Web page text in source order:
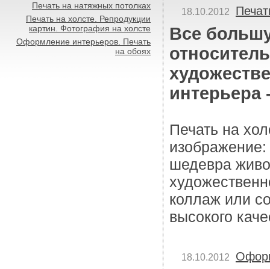
Печать на натяжных потолках
Печать на холсте. Репродукции
картин. Фотография на холсте
Оформление интерьеров. Печать
на обоях
18.10.2012
Все
интерьера
Печать на
шедевра
коллаж или
высокого
18.10.2012